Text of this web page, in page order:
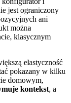
jest ograniczony
ani
można
klasycznym
elastyczność
pokazany w kilku
domowym,
kontekst, a